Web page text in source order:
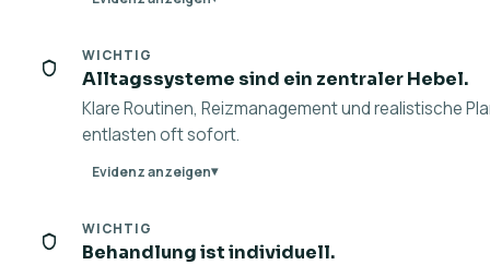
WICHTIG
Alltagssysteme sind ein zentraler Hebel.
Klare Routinen, Reizmanagement und realistische
entlasten oft sofort.
Evidenz anzeigen
WICHTIG
Behandlung ist individuell.